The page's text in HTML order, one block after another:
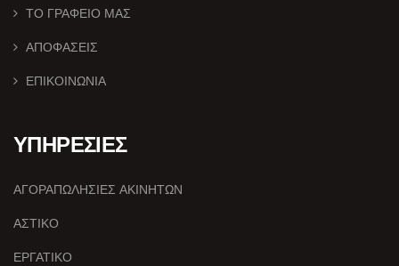
ΤΟ ΓΡΑΦΕΙΟ ΜΑΣ
ΑΠΟΦΑΣΕΙΣ
ΕΠΙΚΟΙΝΩΝΙΑ
ΥΠΗΡΕΣΙΕΣ
ΑΓΟΡΑΠΩΛΗΣΙΕΣ ΑΚΙΝΗΤΩΝ
ΑΣΤΙΚΟ
ΕΡΓΑΤΙΚΟ